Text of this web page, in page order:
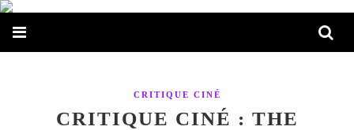
CRITIQUE CINÉ
CRITIQUE CINÉ : THE